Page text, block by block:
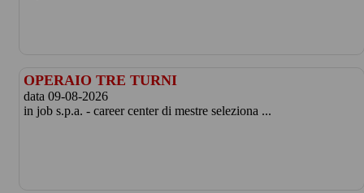
OPERAIO TRE TURNI
data 09-08-2026
in job s.p.a. - career center di mestre seleziona ...